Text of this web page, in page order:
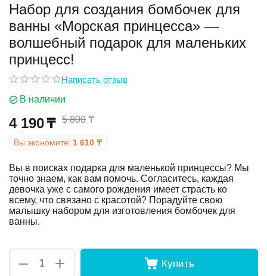
Набор для создания бомбочек для
ванны «Морская принцесса» —
волшебный подарок для маленьких
принцесс!
Написать отзыв
В наличии
4 190₸ 5 800 ₸
Вы экономите: 1 610 ₸
Вы в поисках подарка для маленькой принцессы? Мы
точно знаем, как вам помочь. Согласитесь, каждая
девочка уже с самого рождения имеет страсть ко
всему, что связано с красотой? Порадуйте свою
малышку набором для изготовления бомбочек для
ванны.
+
− Купить